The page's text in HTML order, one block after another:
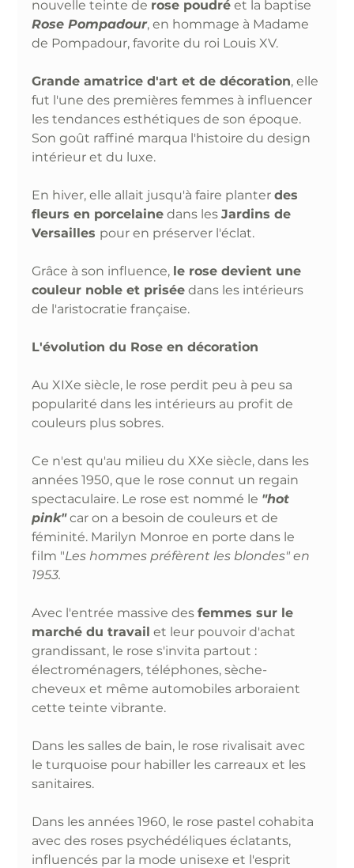
nouvelle teinte de rose poudré et la baptise
Rose Pompadour, en hommage à Madame
de Pompadour, favorite du roi Louis XV.
Grande amatrice d'art et de décoration, elle
fut l'une des premières femmes à influencer
les tendances esthétiques de son époque.
Son goût raffiné marqua l'histoire du design
intérieur et du luxe.
En hiver, elle allait jusqu'à faire planter des
fleurs en porcelaine dans les Jardins de
Versailles pour en préserver l'éclat.
Grâce à son influence, le rose devient une
couleur noble et prisée dans les intérieurs
de l'aristocratie française.
L'évolution du Rose en décoration
Au XIXe siècle, le rose perdit peu à peu sa
popularité dans les intérieurs au profit de
couleurs plus sobres.
Ce n'est qu'au milieu du XXe siècle, dans les
années 1950, que le rose connut un regain
spectaculaire. Le rose est nommé le "hot
pink" car on a besoin de couleurs et de
féminité. Marilyn Monroe en porte dans le
film "Les hommes préfèrent les blondes" en
1953.
Avec l'entrée massive des femmes sur le
marché du travail et leur pouvoir d'achat
grandissant, le rose s'invita partout :
électroménagers, téléphones, sèche-
cheveux et même automobiles arboraient
cette teinte vibrante.
Dans les salles de bain, le rose rivalisait avec
le turquoise pour habiller les carreaux et les
sanitaires.
Dans les années 1960, le rose pastel cohabita
avec des roses psychédéliques éclatants,
influencés par la mode unisexe et l'esprit